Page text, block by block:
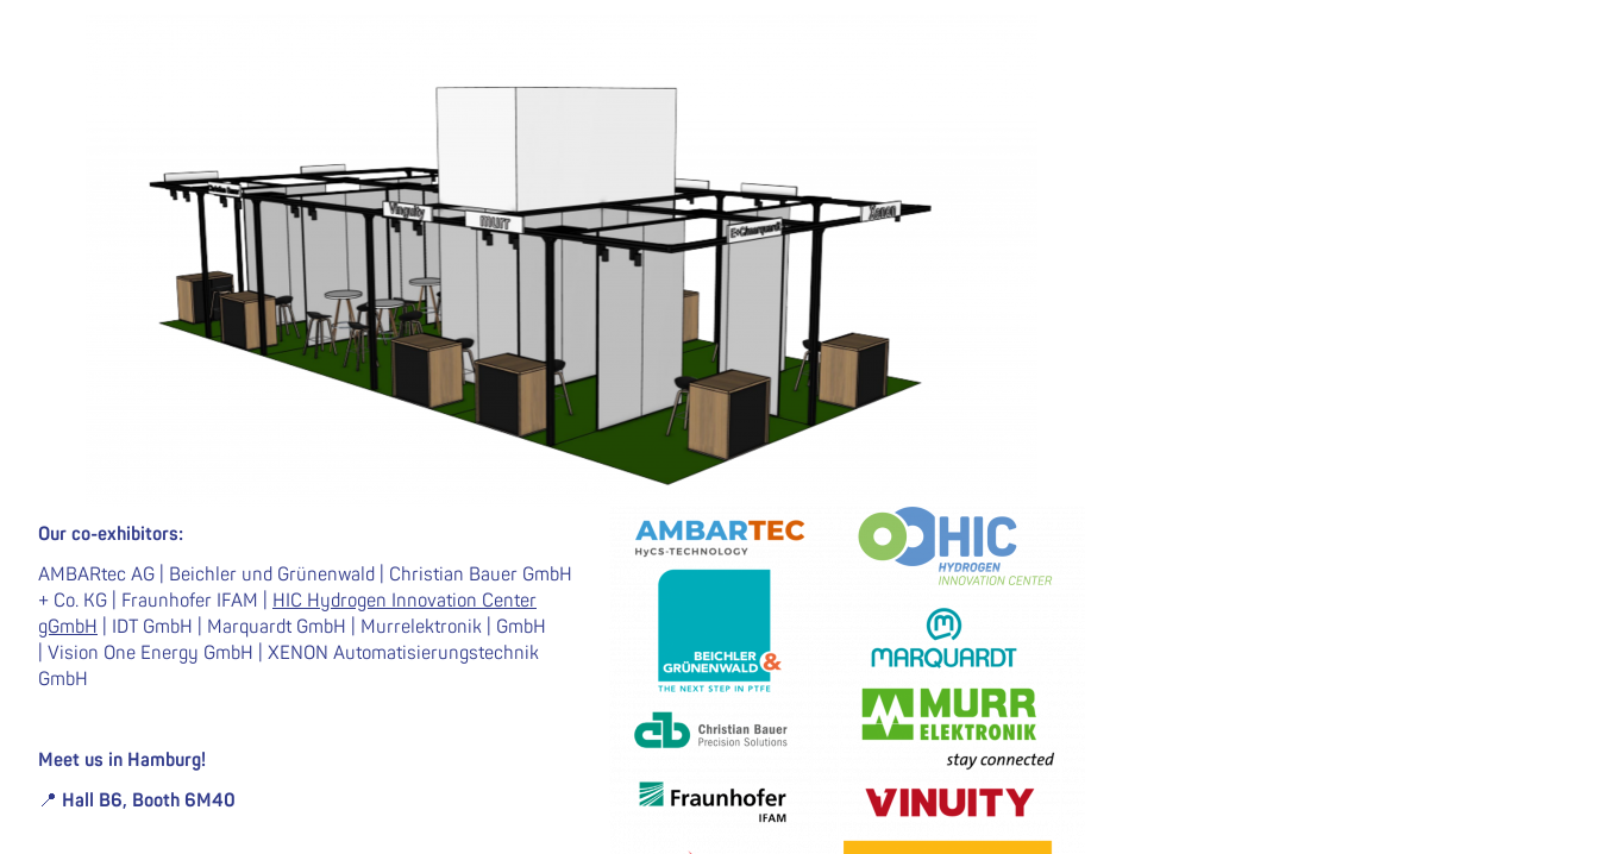
Our co-exhibitors:
AMBARtec AG | Beichler und Grünenwald | Christian Bauer GmbH
+ Co. KG | Fraunhofer IFAM | HIC Hydrogen Innovation Center
gGmbH | IDT GmbH | Marquardt GmbH | Murrelektronik | GmbH
| Vision One Energy GmbH | XENON Automatisierungstechnik
GmbH
Meet us in Hamburg!
📍 Hall B6, Booth 6M40